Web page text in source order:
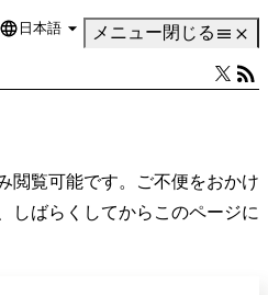
Language
日本語 メニュー閉じる
閲覧可能です。ご不便をおかけ
しばらくしてからこのページに